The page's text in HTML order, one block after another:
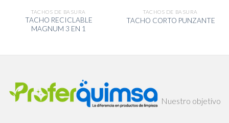
TACHOS DE BASURA
TACHO RECICLABLE
MAGNUM 3 EN 1
TACHOS DE BASURA
TACHO CORTO PUNZANTE
Nuestro objetivo